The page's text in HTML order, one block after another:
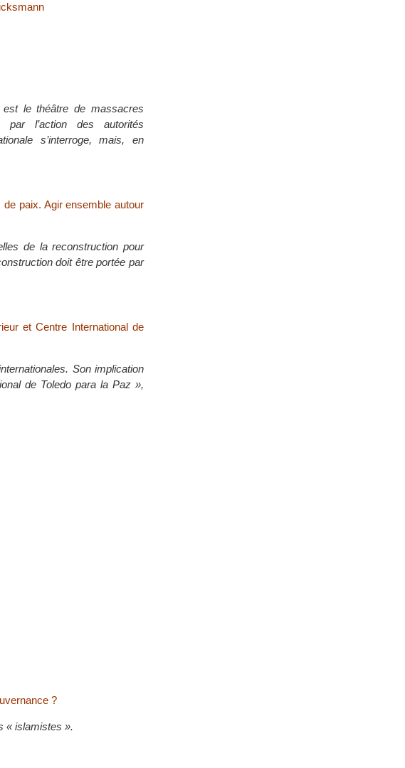
le théâtre de massacres
par l’action des autorités
s’interroge, mais, en
paix. Agir ensemble autour
de la reconstruction pour
doit être portée par
et Centre International de
Son implication
de Toledo para la Paz »,
?
« islamistes ».